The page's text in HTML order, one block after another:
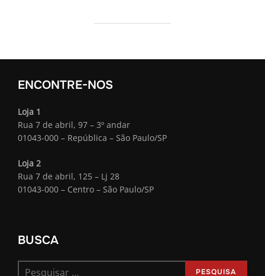
ENCONTRE-NOS
Loja 1
Rua 7 de abril, 97 – 3º andar
01043-000 – República – São Paulo/SP
Loja 2
Rua 7 de abril, 125 – Lj 28
01043-000 – Centro – São Paulo/SP
BUSCA
Pesquisar
PESQUISA